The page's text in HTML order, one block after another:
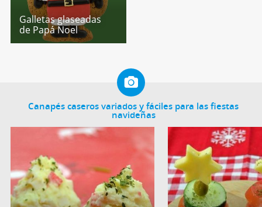
Galletas glaseadas
de Papá Noel
Canapés caseros variados y fáciles para las fiestas
navideñas